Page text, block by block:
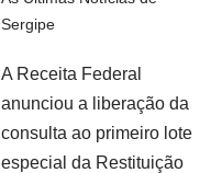
Sergipe
A Receita Federal
anunciou a liberação da
consulta ao primeiro lote
especial da Restituição